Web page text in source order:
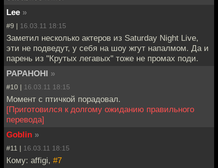
Lee »
#9 | 16.03.11 18:15
Заметил несколько актеров из Saturday Night Live,
эти не подведут, у себя на шоу жгут напалмом. Да и
парень из "Крутых легавых" тоже не промах поди.
PAPAHOHI »
#10 | 16.03.11 18:15
Момент с птичкой порадовал.
[Приготовился к долгому ожиданию правильного
перевода]
Goblin »
#11 | 16.03.11 18:15
Кому: affigi, #7